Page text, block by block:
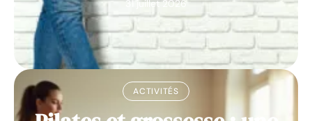
31 juillet 2026
ACTIVITÉS